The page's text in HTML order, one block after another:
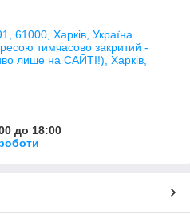
61000, Харків, Україна
тимчасово закритий -
лише на САЙТІ!), Харків,
до 18:00